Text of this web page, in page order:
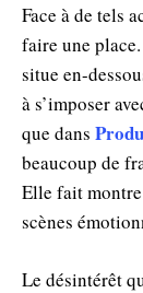
Face à de tels
faire une
situe en-
à s’imposer
que dans
beaucoup de
Elle fait
scènes
Le désintérêt